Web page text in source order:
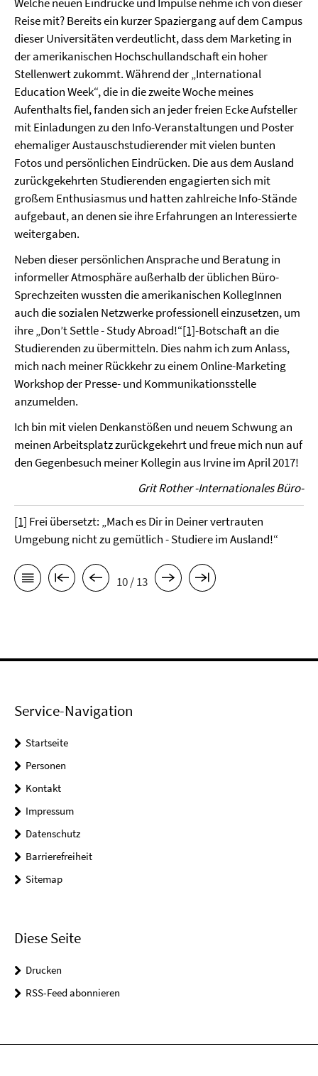
Reise mit? Bereits ein kurzer Spazier­gang auf dem Campus
dieser Universitäten verdeutlicht, dass dem Marketing in
der amerikanischen Hochschullandschaft ein hoher
Stellenwert zukommt. Während der „International
Education Week“, die in die zweite Woche meines
Aufenthalts fiel, fanden sich an jeder freien Ecke Aufsteller
mit Einladungen zu den Info-Ver­anstaltungen und Poster
ehemaliger Austauschstudierender mit vielen bunten
Fotos und per­sön­lichen Eindrücken. Die aus dem Ausland
zurückgekehrten Studierenden engagierten sich mit
großem Enthusiasmus und hatten zahlreiche Info-Stände
aufgebaut, an denen sie ihre Erfahrungen an Interessierte
weitergaben.
Neben dieser persönlichen Ansprache und Beratung in
informeller Atmosphäre außerhalb der übli­chen Büro-
Sprechzeiten wussten die amerikanischen KollegInnen
auch die sozialen Netzwerke pro­fessionell einzusetzen, um
ihre „Don’t Settle - Study Abroad!“[1]-Botschaft an die
Studierenden zu übermitteln. Dies nahm ich zum Anlass,
mich nach meiner Rückkehr zu einem Online-Marketing
Workshop der Presse- und Kommunikationsstelle
anzumelden.
Ich bin mit vielen Denkanstößen und neuem Schwung an
meinen Arbeitsplatz zurückge­kehrt und freue mich nun auf
den Gegenbesuch meiner Kollegin aus Irvine im April 2017!
Grit Rother -Internationales Büro-
[1] Frei übersetzt: „Mach es Dir in Deiner vertrauten
Umgebung nicht zu gemütlich - Studiere im Ausland!“
10 / 13
Service-Navigation
Startseite
Personen
Kontakt
Impressum
Datenschutz
Barrierefreiheit
Sitemap
Diese Seite
Drucken
RSS-Feed abonnieren